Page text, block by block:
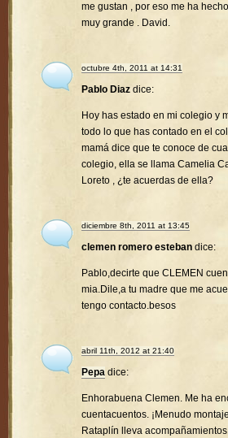
me gustan , por eso me ha
muy grande . David.
octubre 4th, 2011 at 14:31
Pablo Diaz dice:
Hoy has estado en mi colegio y
todo lo que has contado en el
mamá dice que te conoce de
colegio, ella se llama Camelia
Loreto , ¿te acuerdas de ella?
diciembre 8th, 2011 at 13:45
clemen romero esteban dice:
Pablo,decirte que CLEMEN
mia.Dile,a tu madre que me
tengo contacto.besos
abril 11th, 2012 at 21:40
Pepa dice:
Enhorabuena Clemen. Me ha
cuentacuentos. ¡Menudo
Rataplín lleva